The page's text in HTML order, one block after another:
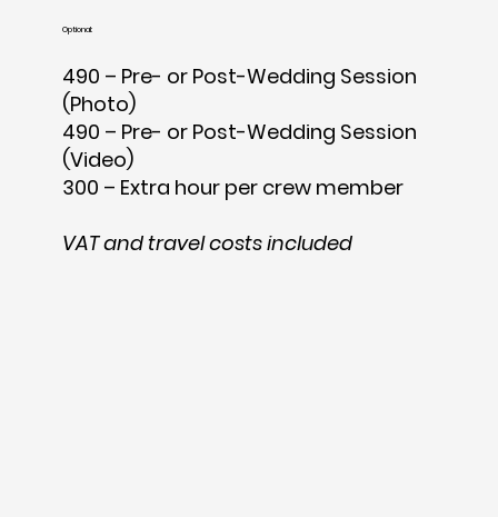
Optional:
490 – Pre- or Post-Wedding Session
(Photo)
490 – Pre- or Post-Wedding Session
(Video)
300 – Extra hour per crew member
VAT and travel costs included